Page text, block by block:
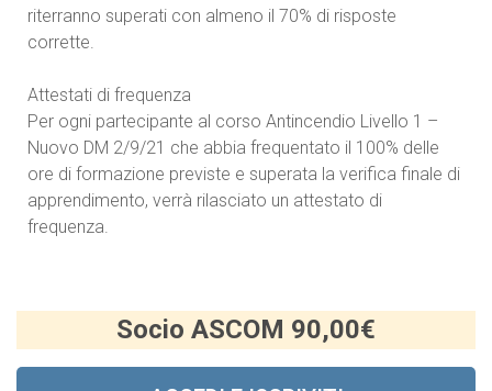
riterranno superati con almeno il 70% di risposte
corrette.
Attestati di frequenza
Per ogni partecipante al corso Antincendio Livello 1 –
Nuovo DM 2/9/21 che abbia frequentato il 100% delle
ore di formazione previste e superata la verifica finale di
apprendimento, verrà rilasciato un attestato di
frequenza.
Socio ASCOM 90,00€